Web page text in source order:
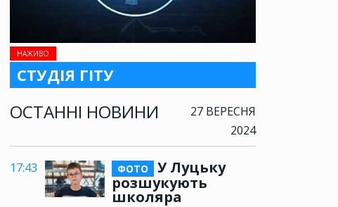
НАЖИВО
СТУДІЯ ГІТУ
ОСТАННІ НОВИНИ
27 ВЕРЕСНЯ
2024
17:43 ФОТО
У Луцьку
розшукують
школяра